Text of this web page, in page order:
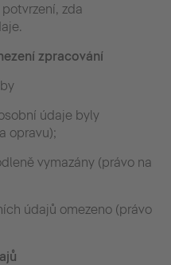
zda
zpracování
údaje byly
opravu);
vymazány (právo na
údajů omezeno (právo